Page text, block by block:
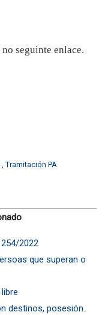
seguinte enlace.
,Tramitación PA
2022
que superan o
destinos, posesión.